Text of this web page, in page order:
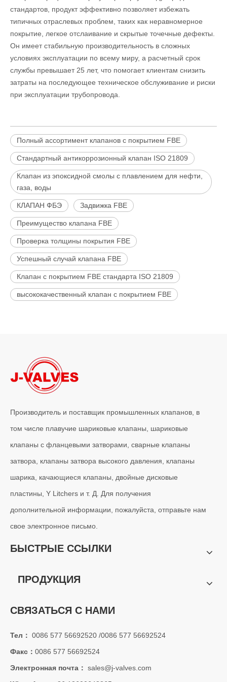
стандартов, продукт эффективно позволяет избежать
типичных отраслевых проблем, таких как неравномерное
покрытие, легкое отслаивание и скрытые точечные дефекты.
Он имеет стабильную производительность в сложных
условиях эксплуатации по всему миру, а расчетный срок
службы превышает 25 лет, что помогает клиентам снизить
затраты на последующее техническое обслуживание и риски
при эксплуатации трубопровода.
Полный ассортимент клапанов с покрытием FBE
Стандартный антикоррозионный клапан ISO 21809
Клапан из эпоксидной смолы с плавлением для нефти,
газа, воды
КЛАПАН ФБЭ Задвижка FBE
Преимущество клапана FBE
Проверка толщины покрытия FBE
Успешный случай клапана FBE
Клапан с покрытием FBE стандарта ISO 21809
высококачественный клапан с покрытием FBE
Производитель и поставщик промышленных клапанов, в
том числе плавучие шариковые клапаны, шариковые
клапаны с фланцевыми затворами, сварные клапаны
затвора, клапаны затвора высокого давления, клапаны
шарика, качающиеся клапаны, двойные дисковые
пластины, Y Litchers и т. Д. Для получения
дополнительной информации, пожалуйста, отправьте нам
свое электронное письмо.
БЫСТРЫЕ ССЫЛКИ
ПРОДУКЦИЯ
СВЯЗАТЬСЯ С НАМИ
Тел： 0086 577 56692520 /0086 577 56692524
Факс： 0086 577 56692524
Электронная почта： sales@j-valves.com